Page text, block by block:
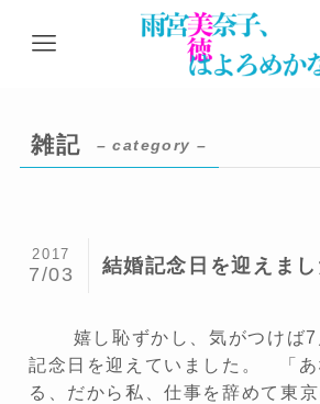
雑記 – category –
結婚記念日を迎えまし
2017
7/03
嬉し恥ずかし、気がつけば7
記念日を迎えていました。 「あ
る、だから私、仕事を辞めて東